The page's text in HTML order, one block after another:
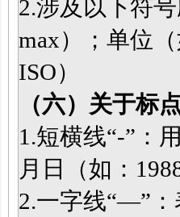
2.涉及以下符
max）；单位
ISO）
（六）关于标
1.短横线“-”：
月日（如：
2.一字线“—”